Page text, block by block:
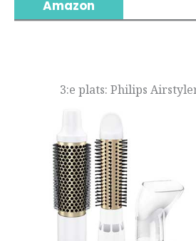
Amazon
3:e plats: Philips